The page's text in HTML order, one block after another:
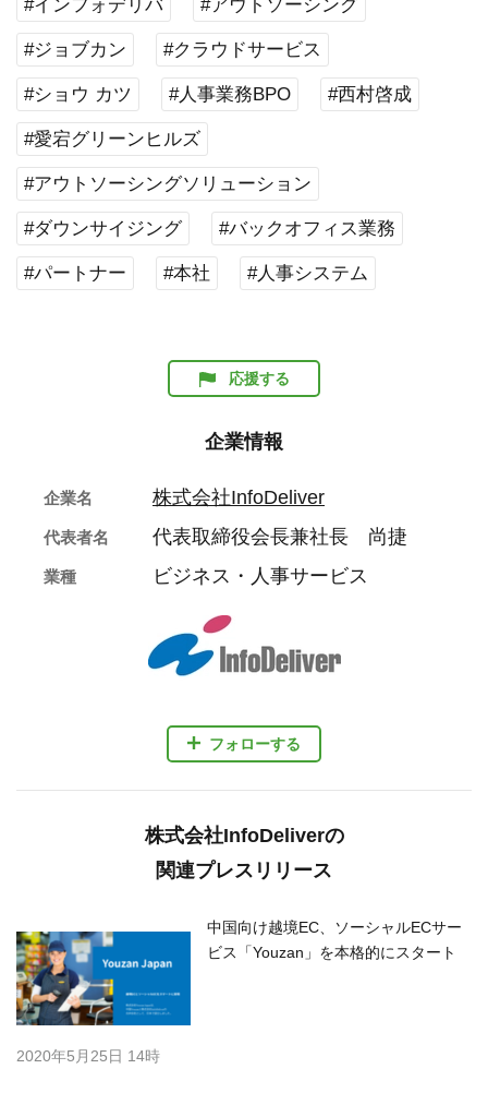
#インフォデリバ #アウトソーシング
#ジョブカン #クラウドサービス
#ショウ カツ #人事業務BPO #西村啓成
#愛宕グリーンヒルズ
#アウトソーシングソリューション
#ダウンサイジング #バックオフィス業務
#パートナー #本社 #人事システム
応援する
企業情報
フォローする
企業名 株式会社InfoDeliver
代表者名 代表取締役会長兼社長 尚捷
業種 ビジネス・人事サービス
株式会社InfoDeliverの
関連プレスリリース
中国向け越境EC、ソーシャルECサー
ビス「Youzan」を本格的にスタート
2020年5月25日 14時